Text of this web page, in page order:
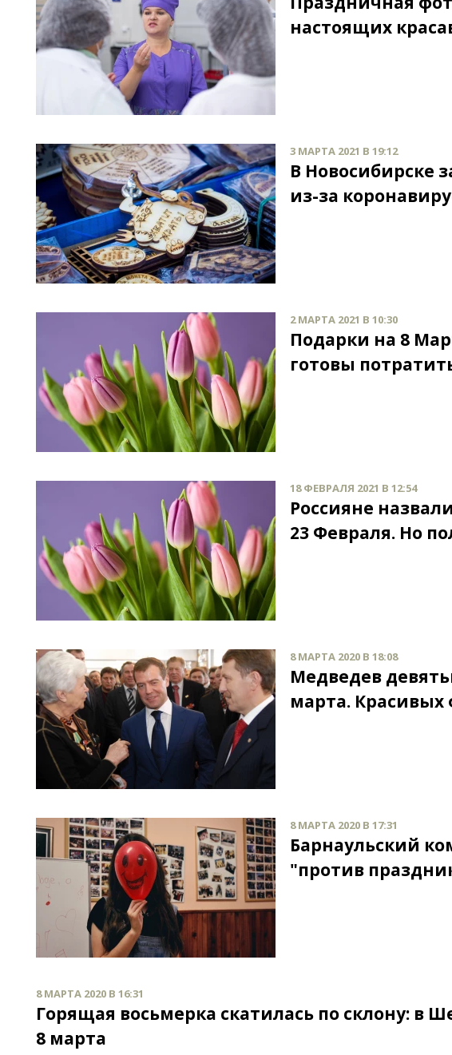
настоящих
3 МАРТА 2021 В 19:12
В Новосибирске
из-за
2 МАРТА 2021 В 10:30
Подарки на 8
готовы
18 ФЕВРАЛЯ 2021 В 12:54
Россияне
23 Февраля. Но
8 МАРТА 2020 В 18:08
Медведев
марта. Красивых
8 МАРТА 2020 В 17:31
Барнаульский
"против
8 МАРТА 2020 В 16:31
Горящая восьмерка скатилась по склону: в
8 марта